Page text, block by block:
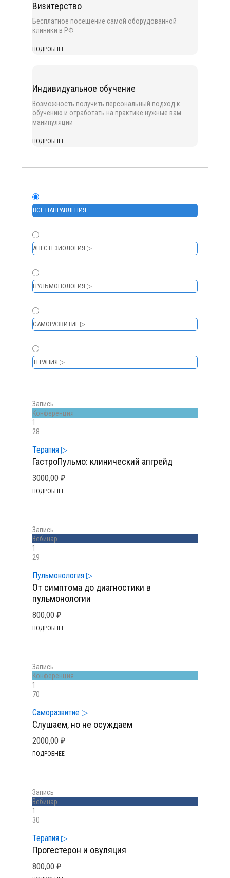
Визитерство
Бесплатное посещение самой оборудованной
клиники в РФ
ПОДРОБНЕЕ
Индивидуальное обучение
Возможность получить персональный подход к
обучению и отработать на практике нужные вам
манипуляции
ПОДРОБНЕЕ
ВСЕ НАПРАВЛЕНИЯ
АНЕСТЕЗИОЛОГИЯ ▷
ПУЛЬМОНОЛОГИЯ ▷
САМОРАЗВИТИЕ ▷
ТЕРАПИЯ ▷
Запись
Kонференция
1
28
Терапия ▷
ГастроПульмо: клинический апгрейд
3000,00 ₽
ПОДРОБНЕЕ
Запись
Вебинар
1
29
Пульмонология ▷
От симптома до диагностики в
пульмонологии
800,00 ₽
ПОДРОБНЕЕ
Запись
Kонференция
1
70
Саморазвитие ▷
Слушаем, но не осуждаем
2000,00 ₽
ПОДРОБНЕЕ
Запись
Вебинар
1
30
Терапия ▷
Прогестерон и овуляция
800,00 ₽